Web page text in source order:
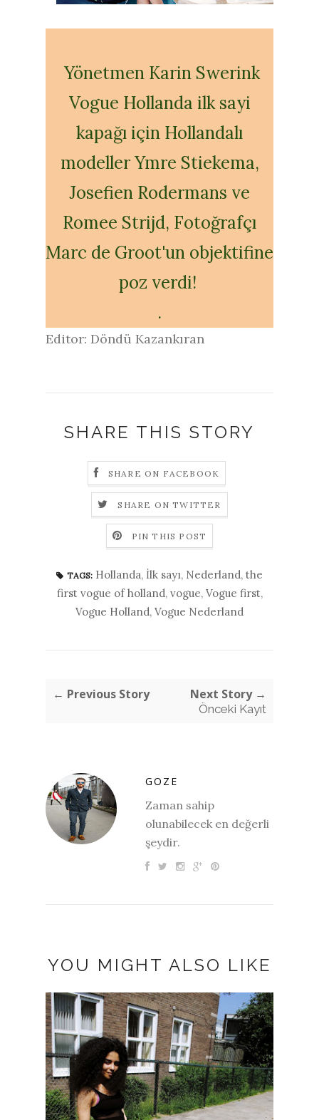
Yönetmen Karin Swerink
Vogue Hollanda ilk sayi
kapağı için Hollandalı
modeller Ymre Stiekema,
Josefien Rodermans ve
Romee Strijd, Fotoğrafçı
Marc de Groot'un objektifine
poz verdi!
.
Editor: Döndü Kazankıran
SHARE THIS STORY
SHARE ON FACEBOOK
SHARE ON TWITTER
PIN THIS POST
TAGS: Hollanda, İlk sayı, Nederland, the
first vogue of holland, vogue, Vogue first,
Vogue Holland, Vogue Nederland
← Previous Story Next Story →
Önceki Kayıt
GOZE
Zaman sahip
olunabilecek en değerli
şeydir.
YOU MIGHT ALSO LIKE